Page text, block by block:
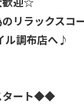
リラックスコ
ル調布店へ♪
タート◆◆